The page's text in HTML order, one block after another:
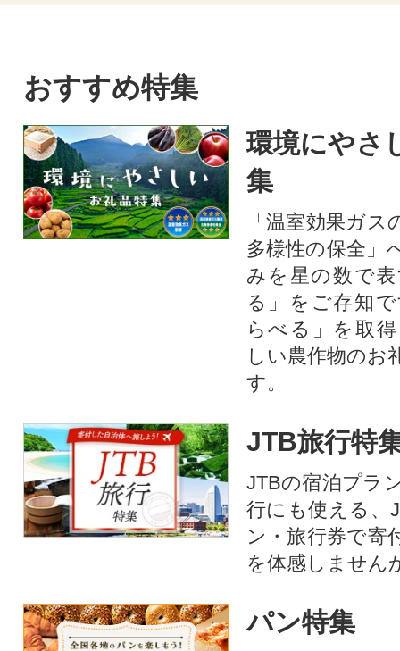
おすすめ特集
環境にやさ
集
「温室効果ガ
多様性の保全」
みを星の数で
る」をご存知
らべる」を取
しい農作物のお
す。​
JTB旅行特
JTBの宿泊プラ
行にも使える、
ン・旅行券で寄
を体感しません
パン特集